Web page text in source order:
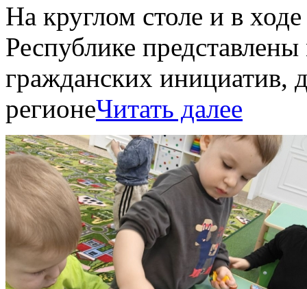
На круглом столе и в
Республике
гражданских
регионеЧитать далее